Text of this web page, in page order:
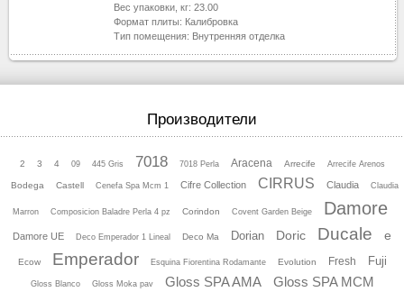
Вес упаковки, кг: 23.00
Формат плиты: Калибровка
Тип помещения: Внутренняя отделка
Производители
2 3 4 09 445 Gris 7018 7018 Perla Aracena Arrecife Arrecife Arenos
Bodega Castell Cenefa Spa Mcm 1 Cifre Collection CIRRUS Claudia Claudia
Marron Composicion Baladre Perla 4 pz Corindon Covent Garden Beige Damore
Damore UE Deco Emperador 1 Lineal Deco Ma Dorian Doric Ducale e
Ecow Emperador Esquina Fiorentina Rodamante Evolution Fresh Fuji
Gloss Blanco Gloss Moka pav Gloss SPA AMA
Gloss SPA MCM